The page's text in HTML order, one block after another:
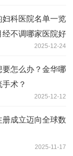
科医院名单一览
经不调哪家医院好
2025-12-24
怎么办？金华哪
术？
2025-12-12
成立迈向全球数
2025-11-17